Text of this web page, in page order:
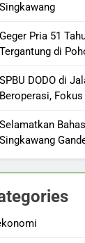
Singkawang
Geger Pria 51
Tergantung di
SPBU DODO di
Beroperasi,
Selamatkan
Singkawang